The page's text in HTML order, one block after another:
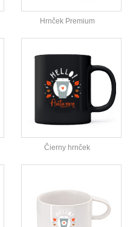
Hrnček Premium
Čierny hrnček